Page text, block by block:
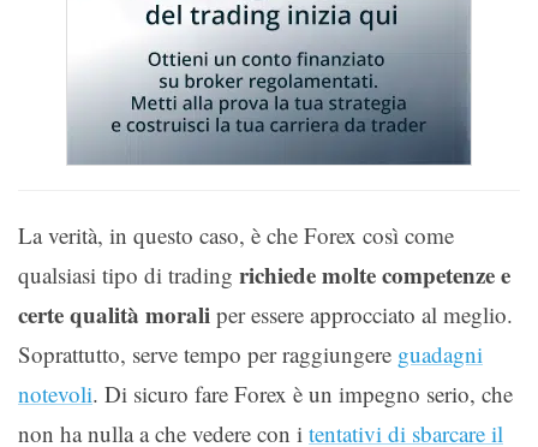
La verità, in questo caso, è che Forex così come
qualsiasi tipo di trading richiede molte competenze e
certe qualità morali per essere approcciato al meglio.
Soprattutto, serve tempo per raggiungere guadagni
notevoli. Di sicuro fare Forex è un impegno serio, che
non ha nulla a che vedere con i tentativi di sbarcare il